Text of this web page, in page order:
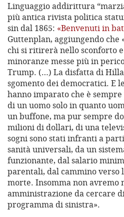
Linguaggio addirittura
più antica rivista politica
sin dal 1865: «Benvenuti in
Guttenplan, aggiungendo
chi si ritirerà nello sconforto
minoranze messe più in
Trump. (…) La disfatta di
sgomento dei democratici. E
hanno imparato che è
di un uomo solo in quanto
un buffone, ma pur sempre
milioni di dollari, di una
sogni sono stati infranti a
sanità universali, da un
funzionante, dal salario
parentali, dal cammino verso
morte. Insomma non avremo
amministrazione da cercare
programma di sinistra».